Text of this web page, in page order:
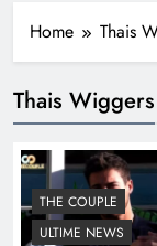
Home Thais
Thais Wiggers
THE COUPLE
ULTIME NEWS